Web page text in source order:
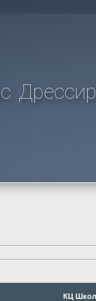
КЦ